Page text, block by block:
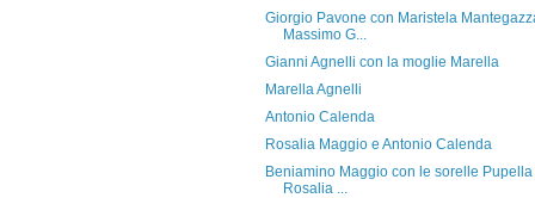
Giorgio Pavone con Maristela
Massimo G...
Gianni Agnelli con la moglie Marella
Marella Agnelli
Antonio Calenda
Rosalia Maggio e Antonio Calenda
Beniamino Maggio con le sorelle Pupella
Rosalia ...